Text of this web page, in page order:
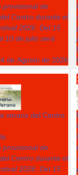
provisional de
Centro durante el
2026: Del 15
10 de julio será
de Agosto de 2026
verano del Centro
provisional de
Centro durante el
2026: Del 15